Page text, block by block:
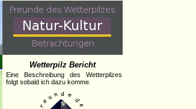
Wetterpilz Bericht
Eine Beschreibung des Wetterpilzes
folgt sobald ich dazu komme.